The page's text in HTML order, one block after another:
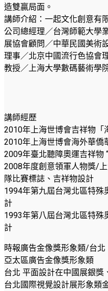
造雙贏局面。
講師介紹：一起文化創意有
公司總經理／台灣師範大學
展協會顧問／中華民國美術
理事／北京中國流行色協會
教授／上海大學數碼藝術學
講師經歷
2010年上海世博會吉祥物「
2010年上海世博會海外華僑
2009年臺北聽障奧運吉祥物
2008年度創意領軍人物獎/
隊比賽標誌、吉祥物設計
1994年第九屆台灣北區特殊
計
1993年第八屆台灣北區特殊
計
時報廣告金像獎形象類/台北
亞太區廣告金像獎形象類
台北 平面設計在中國展銀獎
台北國際視覺設計展形象類